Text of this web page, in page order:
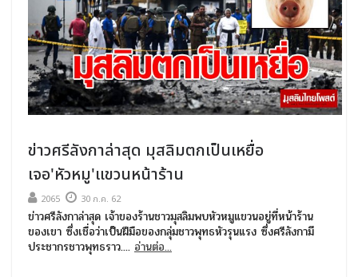
ข่าวศรีลังกาล่าสุด มุสลิมตกเป็นเหยื่อ
เจอ'หัวหมู'แขวนหน้าร้าน
2065 30 ก.ค. 62
ข่าวศรีลังกาล่าสุด เจ้าของร้านชาวมุสลิมพบหัวหมูแขวนอยู่ที่หน้าร้าน
ของเขา ซึ่งเชื่อว่าเป็นฝีมือของกลุ่มชาวพุทธหัวรุนแรง ซึ่งศรีลังกามี
ประชากรชาวพุทธราว.... อ่านต่อ...